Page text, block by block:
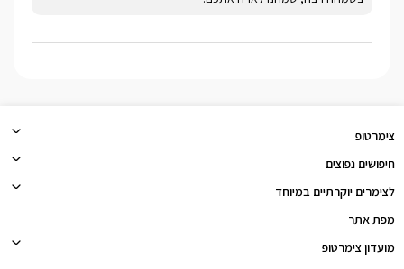
צימרטופ
חיפושים נפוצים
לצימרים יוקרתיים במיוחד
מפת אתר
מועדון צימרטופ